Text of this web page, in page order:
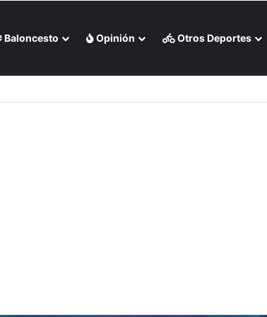
Baloncesto Opinión Otros Deportes